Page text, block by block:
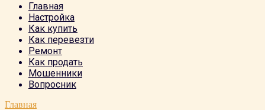
Главная
Настройка
Как купить
Как перевезти
Ремонт
Как продать
Мошенники
Вопросник
Главная